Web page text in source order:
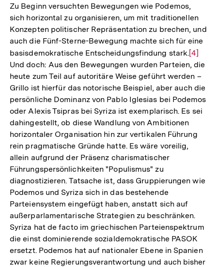
der
Fußnote
Zu Beginn versuchten Bewegungen wie Podemos,
sich horizontal zu organisieren, um mit traditionellen
Konzepten politischer Repräsentation zu brechen, und
auch die Fünf-Sterne-Bewegung machte sich für eine
basisdemokratische Entscheidungsfindung stark.Zur
der
[4]
Und doch: Aus den Bewegungen wurden Parteien, die
heute zum Teil auf autoritäre Weise geführt werden –
Grillo ist hierfür das notorische Beispiel, aber auch die
persönliche Dominanz von Pablo Iglesias bei Podemos
oder Alexis Tsipras bei Syriza ist exemplarisch. Es sei
dahingestellt, ob diese Wandlung von Ambitionen
horizontaler Organisation hin zur vertikalen Führung
rein pragmatische Gründe hatte. Es wäre voreilig,
allein aufgrund der Präsenz charismatischer
Führungspersönlichkeiten "Populismus" zu
diagnostizieren. Tatsache ist, dass Gruppierungen wie
Podemos und Syriza sich in das bestehende
Parteiensystem eingefügt haben, anstatt sich auf
außerparlamentarische Strategien zu beschränken.
Syriza hat de facto im griechischen Parteienspektrum
die einst dominierende sozialdemokratische PASOK
ersetzt. Podemos hat auf nationaler Ebene in Spanien
zwar keine Regierungsverantwortung und auch bisher